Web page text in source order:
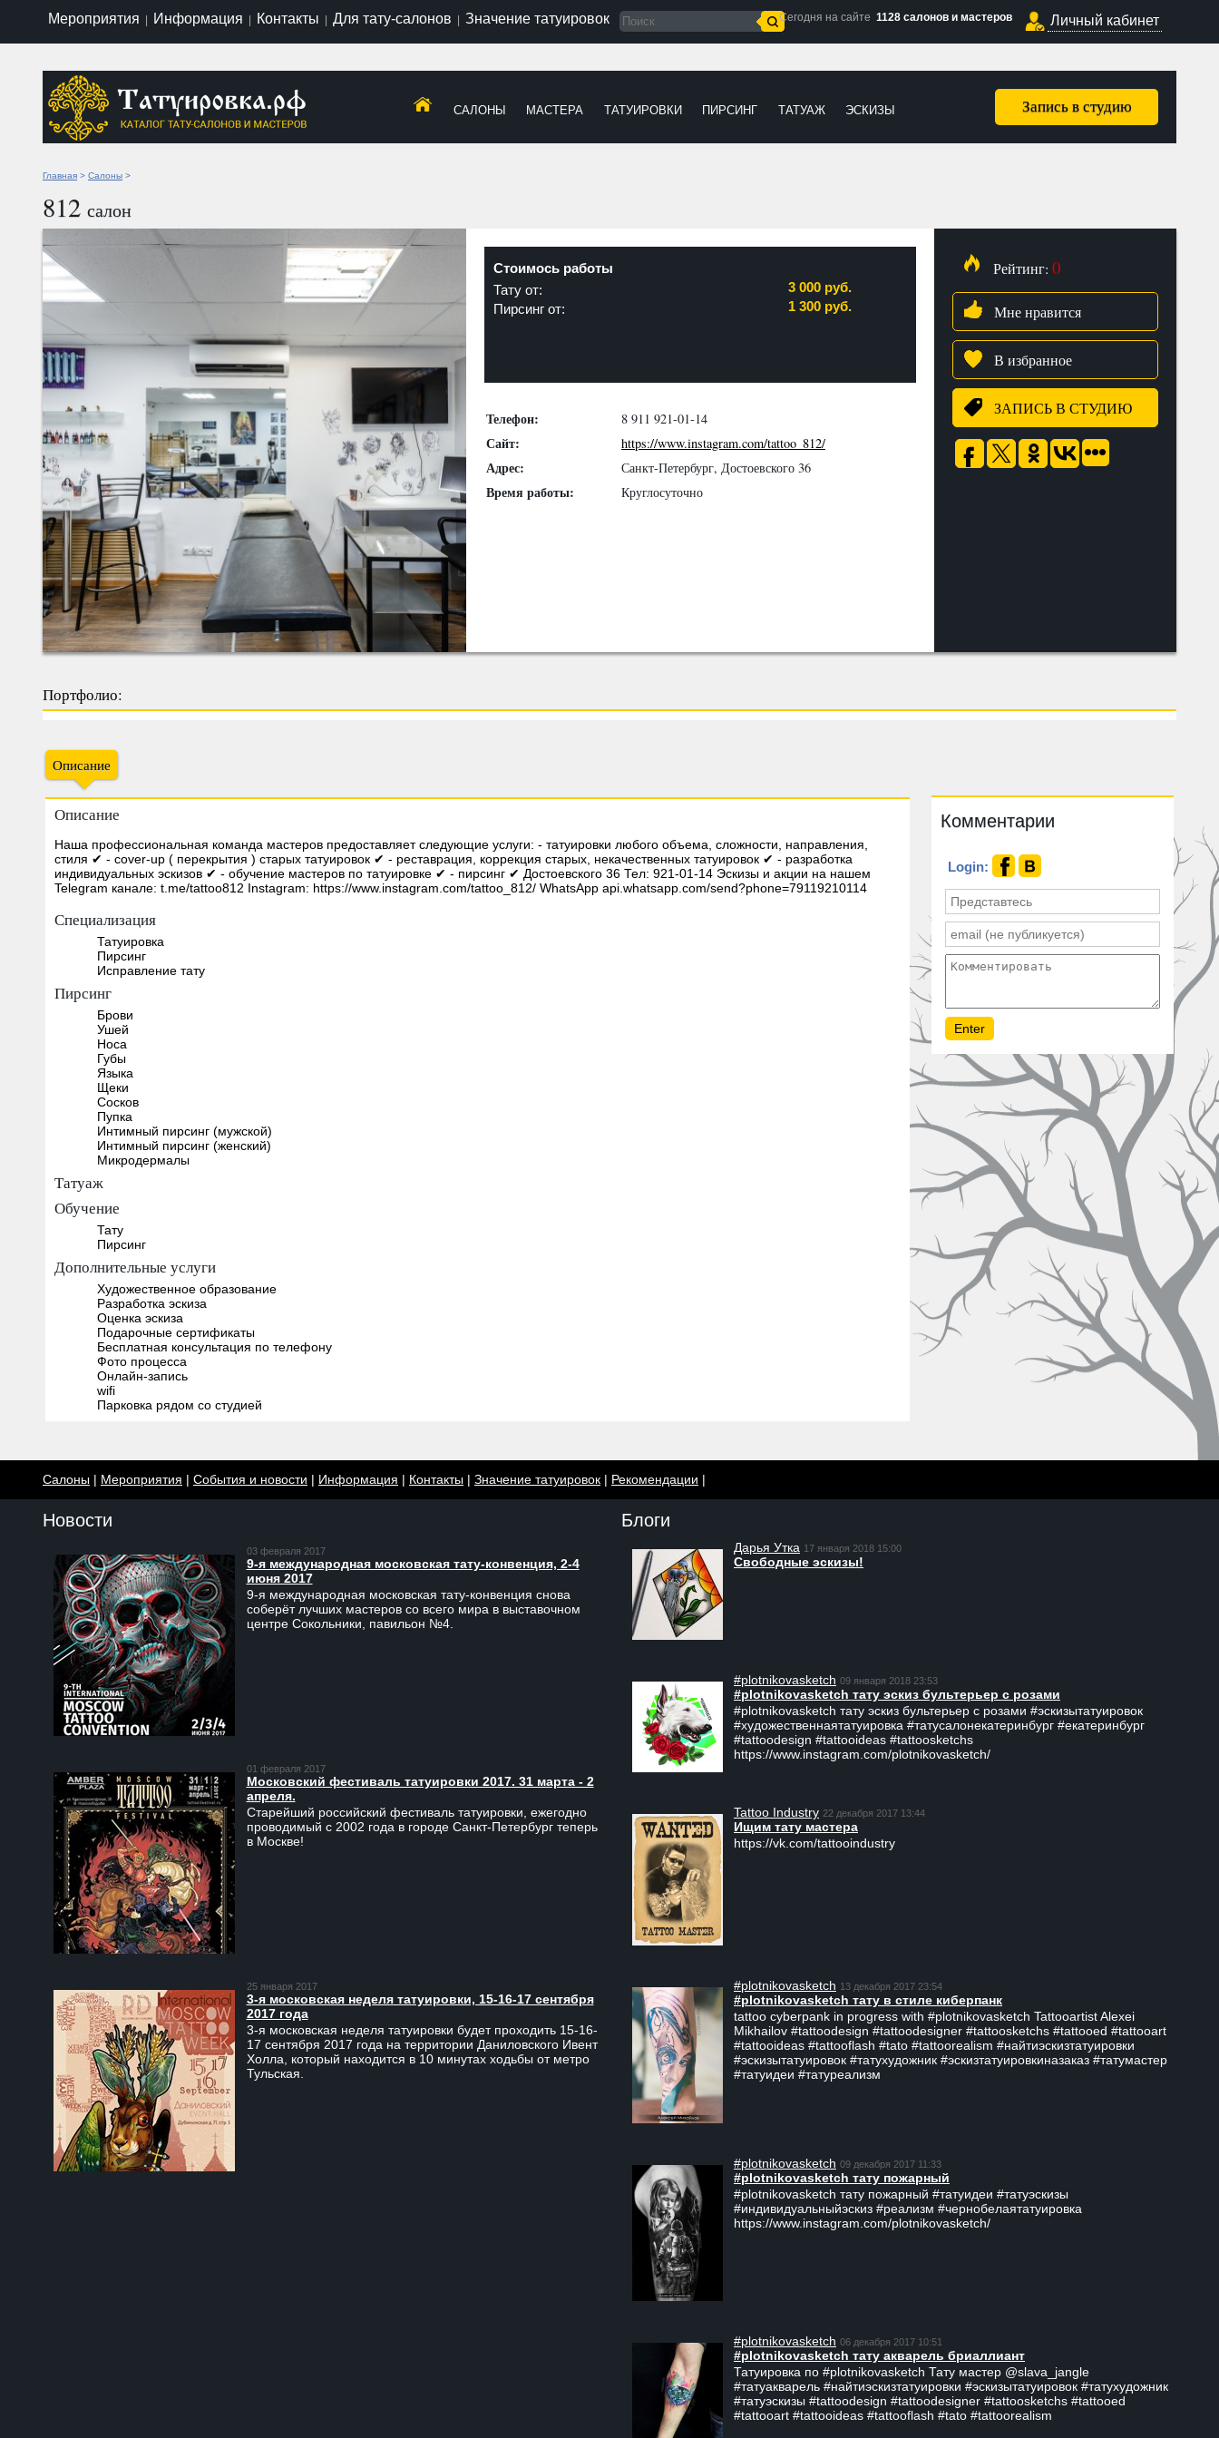
Мероприятия Информация Контакты Для тату-салонов Значение татуировок Сегодня на сайте 1128 салонов и мастеров Личный кабинет
Запись в студию
САЛОНЫ МАСТЕРА ТАТУИРОВКИ ПИРСИНГ ТАТУАЖ ЭСКИЗЫ
Главная > Салоны >
812 салон
Стоимось работы
Тату от:
3 000 руб.
Пирсинг от:
1 300 руб.
Телефон: 8 911 921-01-14
Сайт: https://www.instagram.com/tattoo_812/
Адрес: Санкт-Петербург, Достоевского 36
Время работы: Круглосуточно
Рейтинг: 0
Мне нравится
В избранное
ЗАПИСЬ В СТУДИЮ
Портфолио:
Описание
Описание
Наша профессиональная команда мастеров предоставляет следующие услуги: - татуировки любого объема, сложности, направления,
стиля ✔ - cover-up ( перекрытия ) старых татуировок ✔ - реставрация, коррекция старых, некачественных татуировок ✔ - разработка
индивидуальных эскизов ✔ - обучение мастеров по татуировке ✔ - пирсинг ✔ Достоевского 36 Тел: 921-01-14 Эскизы и акции на нашем
Telegram канале: t.me/tattoo812 Instagram: https://www.instagram.com/tattoo_812/ WhatsApp api.whatsapp.com/send?phone=79119210114
Специализация
Татуировка
Пирсинг
Исправление тату
Пирсинг
Брови
Ушей
Носа
Губы
Языка
Щеки
Сосков
Пупка
Интимный пирсинг (мужской)
Интимный пирсинг (женский)
Микродермалы
Татуаж
Обучение
Тату
Пирсинг
Дополнительные услуги
Художественное образование
Разработка эскиза
Оценка эскиза
Подарочные сертификаты
Бесплатная консультация по телефону
Фото процесса
Онлайн-запись
wifi
Парковка рядом со студией
Комментарии
Login:
Салоны | Мероприятия | События и новости | Информация | Контакты | Значение татуировок | Рекомендации |
Новости
03 февраля 2017
9-я международная московская тату-конвенция, 2-4
июня 2017
9-я международная московская тату-конвенция снова
соберёт лучших мастеров со всего мира в выставочном
центре Сокольники, павильон №4.
01 февраля 2017
Московский фестиваль татуировки 2017. 31 марта - 2
апреля.
Старейший российский фестиваль татуировки, ежегодно
проводимый с 2002 года в городе Санкт-Петербург теперь
в Москве!
25 января 2017
3-я московская неделя татуировки, 15-16-17 сентября
2017 года
3-я московская неделя татуировки будет проходить 15-16-
17 сентября 2017 года на территории Даниловского Ивент
Холла, который находится в 10 минутах ходьбы от метро
Тульская.
Блоги
Дарья Утка 17 января 2018 15:00
Свободные эскизы!
#plotnikovasketch 09 января 2018 23:53
#plotnikovasketch тату эскиз бультерьер с розами
#plotnikovasketch тату эскиз бультерьер с розами #эскизытатуировок
#художественнаятатуировка #татусалонекатеринбург #екатеринбург
#tattoodesign #tattooideas #tattoosketchs
https://www.instagram.com/plotnikovasketch/
Tattoo Industry 22 декабря 2017 13:44
Ищим тату мастера
https://vk.com/tattooindustry
#plotnikovasketch 13 декабря 2017 23:54
#plotnikovasketch тату в стиле киберпанк
tattoo cyberpank in progress with #plotnikovasketch Tattooartist Alexei
Mikhailov #tattoodesign #tattoodesigner #tattoosketchs #tattooed #tattooart
#tattooideas #tattooflash #tato #tattoorealism #найтиэскизтатуировки
#эскизытатуировок #татухудожник #эскизтатуировкиназаказ #татумастер
#татуидеи #татуреализм
#plotnikovasketch 09 декабря 2017 11:33
#plotnikovasketch тату пожарный
#plotnikovasketch тату пожарный #татуидеи #татуэскизы
#индивидуальныйэскиз #реализм #чернобелаятатуировка
https://www.instagram.com/plotnikovasketch/
#plotnikovasketch 06 декабря 2017 10:51
#plotnikovasketch тату акварель бриаллиант
Татуировка по #plotnikovasketch Тату мастер @slava_jangle
#татуакварель #найтиэскизтатуировки #эскизытатуировок #татухудожник
#татуэскизы #tattoodesign #tattoodesigner #tattoosketchs #tattooed
#tattooart #tattooideas #tattooflash #tato #tattoorealism